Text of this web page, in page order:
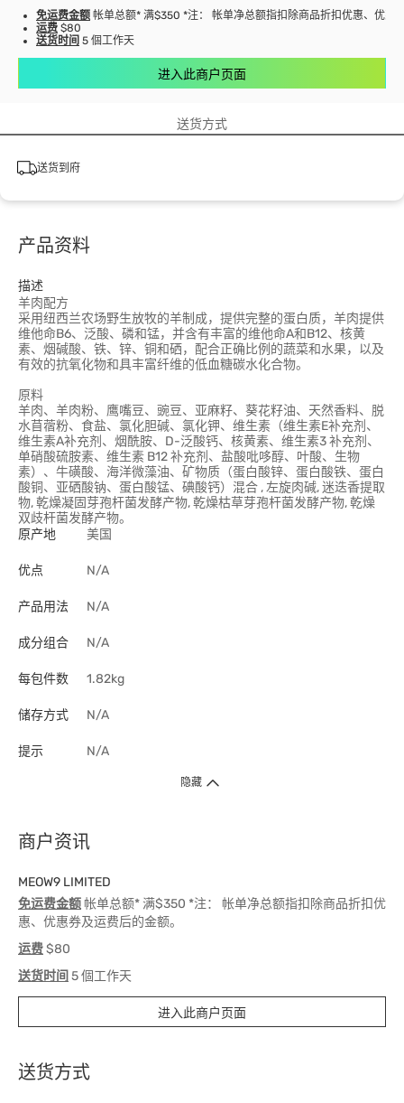
免运费金额 帐单总额* 满$350 *注： 帐单净总额指扣除商品折扣优惠、优惠
运费 $80
送货时间 5 個工作天
进入此商户页面
送货方式
送货到府
产品资料
描述
羊肉配方
采用纽西兰农场野生放牧的羊制成，提供完整的蛋白质，羊肉提供
维他命B6、泛酸、磷和锰，并含有丰富的维他命A和B12、核黄
素、烟碱酸、铁、锌、铜和硒，配合正确比例的蔬菜和水果，以及
有效的抗氧化物和具丰富纤维的低血糖碳水化合物。
原料
羊肉、羊肉粉、鹰嘴豆、豌豆、亚麻籽、葵花籽油、天然香料、脱
水苜蓿粉、食盐、氯化胆碱、氯化钾、维生素（维生素E补充剂、
维生素A补充剂、烟酰胺、D-泛酸钙、核黄素、维生素3 补充剂、
单硝酸硫胺素、维生素 B12 补充剂、盐酸吡哆醇、叶酸、生物
素）、牛磺酸、海洋微藻油、矿物质（蛋白酸锌、蛋白酸铁、蛋白
酸铜、亚硒酸钠、蛋白酸锰、碘酸钙）混合 , 左旋肉碱, 迷迭香提取
物, 乾燥凝固芽孢杆菌发酵产物, 乾燥枯草芽孢杆菌发酵产物, 乾燥
双歧杆菌发酵产物。
原产地
美国
优点 N/A
产品用法 N/A
成分组合 N/A
每包件数 1.82kg
储存方式 N/A
提示 N/A
隐藏
商户资讯
MEOW9 LIMITED
免运费金额帐单总额* 满$350 *注： 帐单净总额指扣除商品折扣优
惠、优惠券及运费后的金额。
运费$80
送货时间 5 個工作天
进入此商户页面
送货方式